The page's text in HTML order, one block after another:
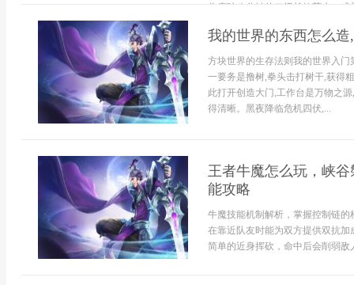
你疾驰八分钟的二级长效药水，或
我的世界的东西怎么
方块世界的生存法则我的世界入
一要务是撸树,拳头击打树干,获得
此打开创造大门,工作台是万物之
得清晰。黑夜降临危机四伏,...
王者牛魔怎么玩，峡
能攻略
牛魔技能机制解析，掌握控制链
在靠近队友时能为双方提供双抗
简单的近身挥砍，命中后会削弱